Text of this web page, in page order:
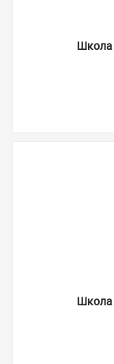
Школа
Школа